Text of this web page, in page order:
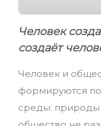
Человек
создаёт
Человек и
формируются
среды: природы